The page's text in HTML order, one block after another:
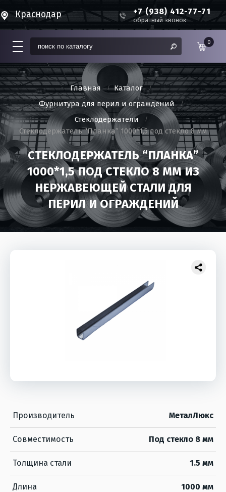
Краснодар +7 (938) 412-77-71
обратный звонок
0
Главная
Каталог
Фурнитура для перил и ограждений
Стеклодержатели
Стеклодержатель “Планка” 1000*1,5 под стекло 8 мм
СТЕКЛОДЕРЖАТЕЛЬ “ПЛАНКА”
1000*1,5 ПОД СТЕКЛО 8 ММ ИЗ
НЕРЖАВЕЮЩЕЙ СТАЛИ ДЛЯ
ПЕРИЛ И ОГРАЖДЕНИЙ
Производитель МеталЛюкс
Совместимость Под стекло 8 мм
Толщина стали 1.5 мм
Длина 1000 мм